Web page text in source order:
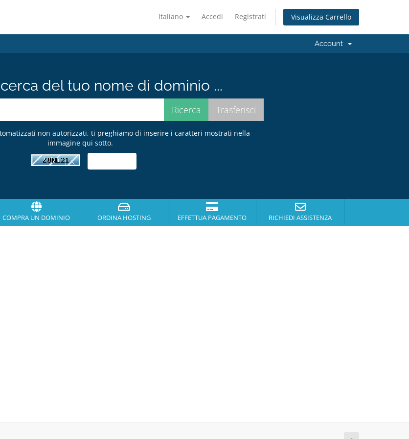
Italiano Accedi Registrati Visualizza Carrello
Account
del tuo nome di dominio ...
non autorizzati, ti preghiamo di inserire i caratteri mostrati nella
immagine qui sotto.
COMPRA UN DOMINIO ORDINA HOSTING EFFETTUA PAGAMENTO RICHIEDI ASSISTENZA